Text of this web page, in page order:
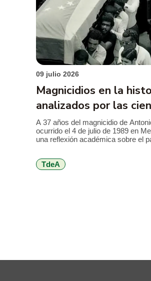
09 julio 2026
Magnicidios en la
analizados por las
en el TdeA
A 37 años del magnicidio de
ocurrido el 4 de julio de 1989 en
una reflexión académica sobre el
conservan preguntas abiertas para
TdeA